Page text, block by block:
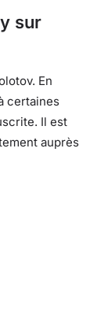
sur
En
certaines
Il est
auprès